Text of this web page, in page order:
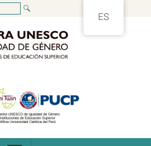
ES